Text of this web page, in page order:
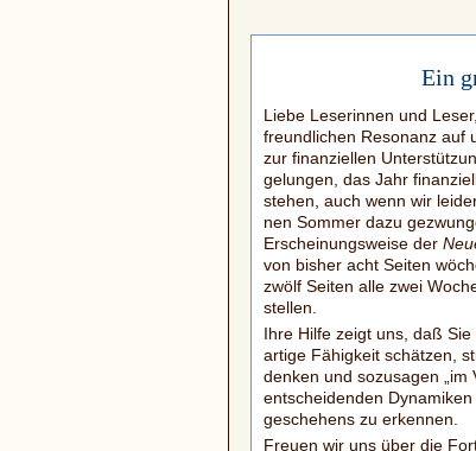
Ein
Liebe Leserinnen und
freundlichen Resonanz auf
zur finanziellen
gelungen, das Jahr
stehen, auch wenn wir
nen Sommer dazu
Erscheinungsweise der
von bisher acht Seiten
zwölf Seiten alle zwei
stellen.
Ihre Hilfe zeigt uns, daß
artige Fähigkeit schätzen,
denken und sozusagen „im
entscheidenden
geschehens zu erkennen.
Freuen wir uns über die